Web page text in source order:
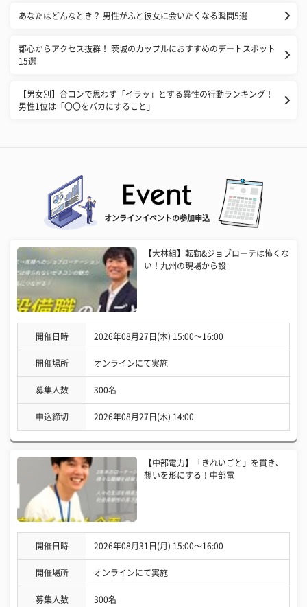
あなたはどんなとき？ 男性がふと彼女に会いたくなる瞬間5選
都心からアクセス抜群！ 茨城のカップルにおすすめのデートスポット
15選
【男女別】合コンで思わず「イラッ」とする異性の行動ランキング！
男性1位は「〇〇をバカにすること」
オンラインイベントの参加申込
【大林組】転勤&ジョブローテは怖くな
い！九州の現場から設
開催日時 2026年08月27日(木) 15:00〜16:00
開催場所 オンラインにて実施
募集人数 300名
申込締切 2026年08月27日(木) 14:00
【中部電力】「きれいごと」を貫き、
想いを形にする！中部電
開催日時 2026年08月31日(月) 15:00〜16:00
開催場所 オンラインにて実施
募集人数 300名